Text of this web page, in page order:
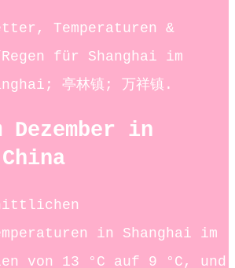
Temperaturen &
für Shanghai im
亭林镇; 万祥镇.
in
in Shanghai im
von 13 °C auf 9 °C, und